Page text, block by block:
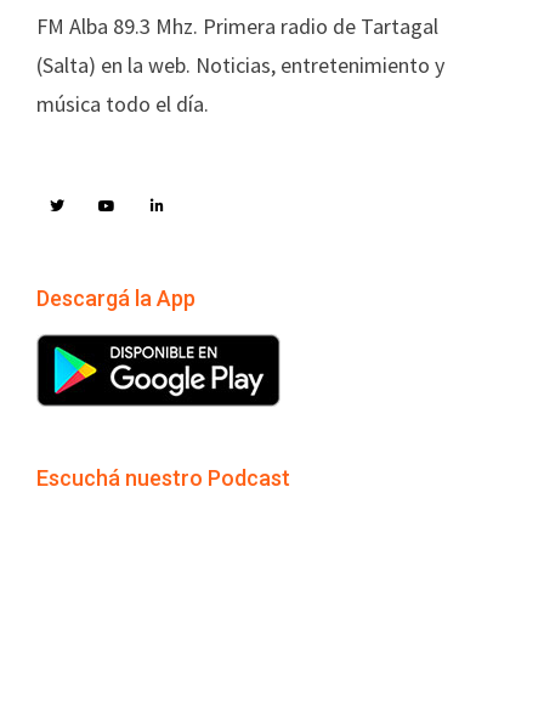
FM Alba 89.3 Mhz. Primera radio de Tartagal
(Salta) en la web. Noticias, entretenimiento y
música todo el día.
Descargá la App
Escuchá nuestro Podcast